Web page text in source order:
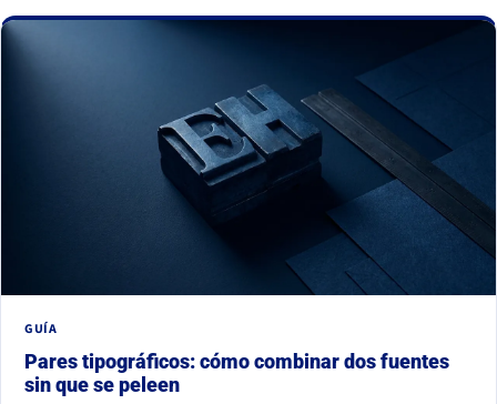
La buena noticia: todos se corrigen con criterio, no con
presupuesto.
GUÍA
Pares tipográficos: cómo combinar dos fuentes
sin que se peleen